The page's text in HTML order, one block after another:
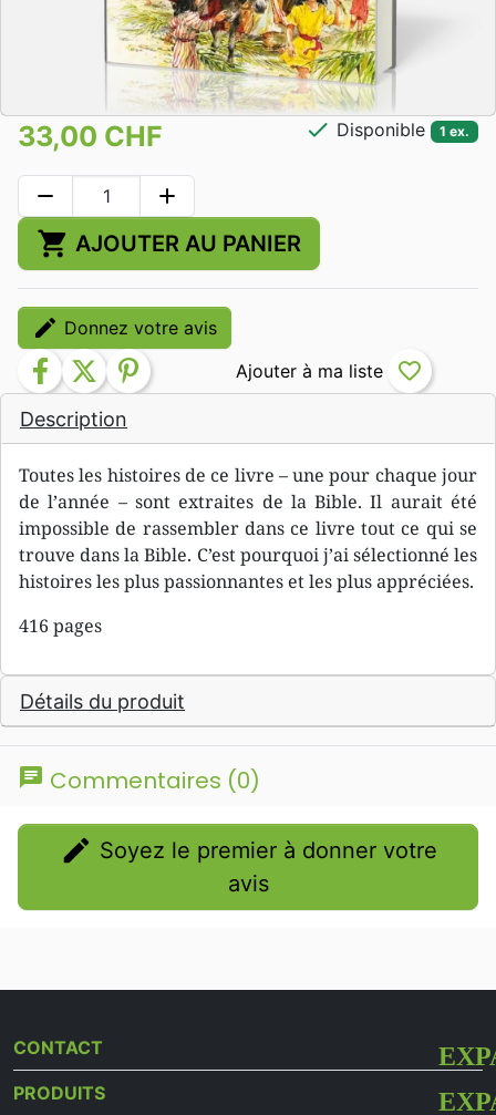
Description
Toutes les histoires de ce livre – une pour chaque jour
de l’année – sont extraites de la Bible. Il aurait été
impossible de rassembler dans ce livre tout ce qui se
trouve dans la Bible. C’est pourquoi j’ai sélectionné les
histoires les plus passionnantes et les plus appréciées.
416 pages
Détails du produit
33,00 CHF check Disponible 1 ex.
remove add
shopping_cart AJOUTER AU PANIER
edit Donnez votre avis
facebook twitter pinterest favorite_border
chat Commentaires (0)
edit
avis
CONTACT
PRODUITS